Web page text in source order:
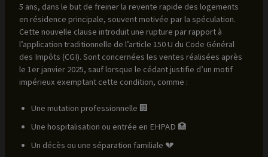
5 ans, dans le but de freiner la revente rapide des logements
en résidence principale, souvent motivée par la spéculation.
Cette nouvelle clause introduit une rupture par rapport à
l’application traditionnelle de l’article 150 U du Code Général
des Impôts (CGI). Sont concernées les ventes réalisées après
le 1er janvier 2025, sauf lorsque le cédant justifie d’un motif
impérieux exemptant cette condition, comme :
Une mutation professionnelle 🏢
Une hospitalisation ou entrée en EHPAD 🏥
Un décès ou une séparation familiale 💔